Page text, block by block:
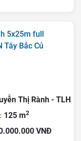
5x25m full
Tây Bắc Củ
Thị Rành - TLH
125 m2
VNĐ